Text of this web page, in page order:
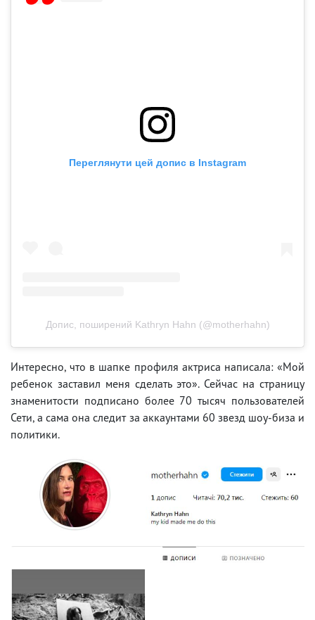
Переглянути цей допис в Instagram
Допис, поширений Kathryn Hahn (@motherhahn)
Интересно, что в шапке профиля актриса написала: «Мой
ребенок заставил меня сделать это». Сейчас на страницу
знаменитости подписано более 70 тысяч пользователей
Сети, а сама она следит за аккаунтами 60 звезд шоу-биза и
политики.